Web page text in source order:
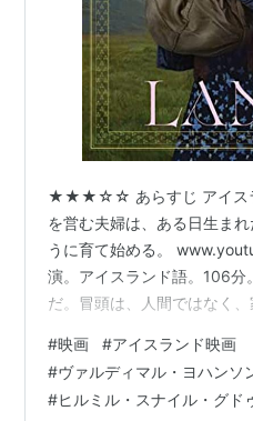
★★★☆☆ あらすじ アイスラ
を営む夫婦は、ある日生ま
うに育て始める。
演。アイスランド語。106分
だ。冒頭は、人間ではなく
が、動物たちが良い表情を見
いられる。 しばらくしてよ
る。しかし、こちらも言葉少
#映画 #アイスランド映画
#ヴァルディマル・ヨハンソ
#ヒルミル・スナイル・グド